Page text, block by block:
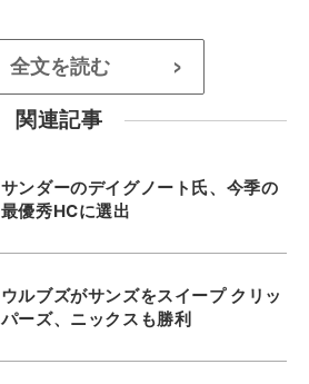
全文を読む >
関連記事
サンダーのデイグノート氏、今季の
最優秀HCに選出
ウルブズがサンズをスイープ クリッ
パーズ、ニックスも勝利